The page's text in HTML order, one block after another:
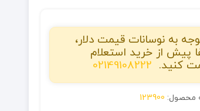
به نوسانات قیمت دلار،
پیش از خرید استعلام
کنید. 02149108222
محصول: 123900